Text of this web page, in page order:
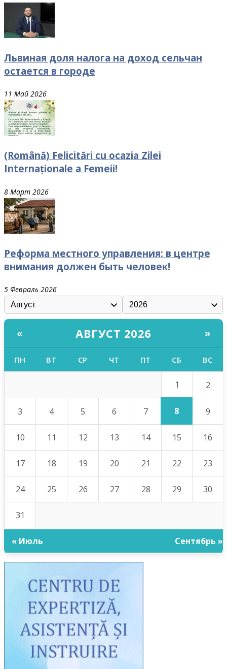
Львиная доля налога на доход сельчан
остается в городе
11 Май 2026
(Română) Felicitări cu ocazia Zilei
Internaționale a Femeii!
8 Март 2026
Реформа местного управления: в центре
внимания должен быть человек!
5 Февраль 2026
« АВГУСТ 2026 »
ПН ВТ СР ЧТ ПТ СБ ВС
1 2
3 4 5 6 7 8 9
10 11 12 13 14 15 16
17 18 19 20 21 22 23
24 25 26 27 28 29 30
31
« Июль Сентябрь »